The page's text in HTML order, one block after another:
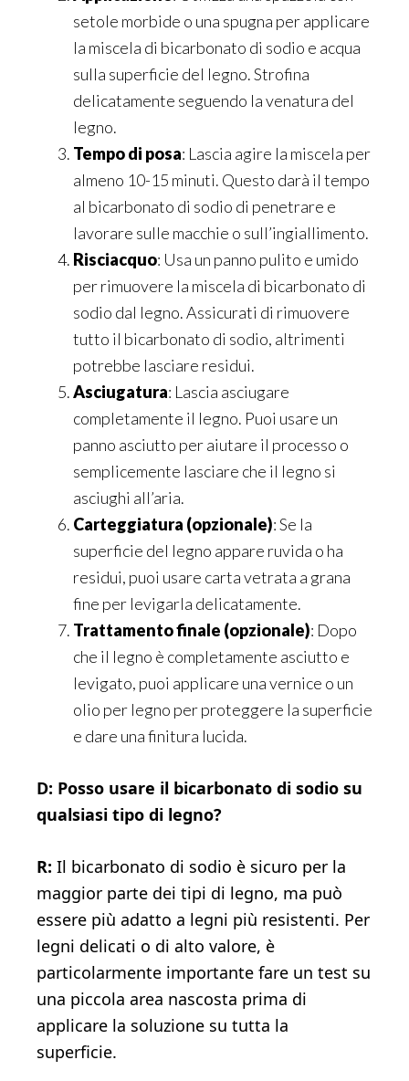
setole morbide o una spugna per applicare
la miscela di bicarbonato di sodio e acqua
sulla superficie del legno. Strofina
delicatamente seguendo la venatura del
legno.
Tempo di posa: Lascia agire la miscela per
almeno 10-15 minuti. Questo darà il tempo
al bicarbonato di sodio di penetrare e
lavorare sulle macchie o sull’ingiallimento.
Risciacquo: Usa un panno pulito e umido
per rimuovere la miscela di bicarbonato di
sodio dal legno. Assicurati di rimuovere
tutto il bicarbonato di sodio, altrimenti
potrebbe lasciare residui.
Asciugatura: Lascia asciugare
completamente il legno. Puoi usare un
panno asciutto per aiutare il processo o
semplicemente lasciare che il legno si
asciughi all’aria.
Carteggiatura (opzionale): Se la
superficie del legno appare ruvida o ha
residui, puoi usare carta vetrata a grana
fine per levigarla delicatamente.
Trattamento finale (opzionale): Dopo
che il legno è completamente asciutto e
levigato, puoi applicare una vernice o un
olio per legno per proteggere la superficie
e dare una finitura lucida.
D: Posso usare il bicarbonato di sodio su
qualsiasi tipo di legno?
R: Il bicarbonato di sodio è sicuro per la
maggior parte dei tipi di legno, ma può
essere più adatto a legni più resistenti. Per
legni delicati o di alto valore, è
particolarmente importante fare un test su
una piccola area nascosta prima di
applicare la soluzione su tutta la
superficie.